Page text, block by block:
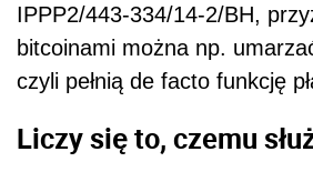
IPPP2/443-334/14-2/BH,
bitcoinami można np.
czyli pełnią de facto funkcję
Liczy się to, czemu